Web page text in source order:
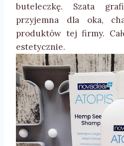
buteleczkę. Szata
przyjemna dla oka,
produktów tej firmy.
estetycznie.